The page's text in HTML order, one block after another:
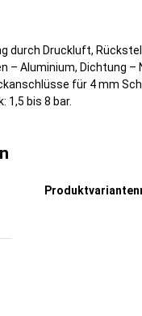
durch Druckluft,
– Aluminium, Dichtung –
für 4 mm
1,5 bis 8 bar.